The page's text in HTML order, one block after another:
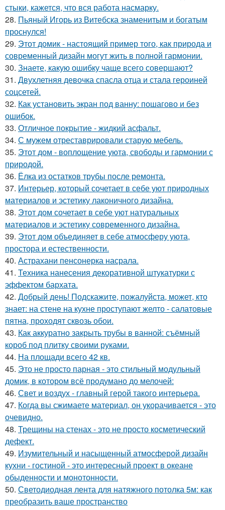
стыки, кажется, что вся работа насмарку.
28. Пьяный Игорь из Витебска знаменитым и богатым
проснулся!
29. Этот домик - настоящий пример того, как природа и
современный дизайн могут жить в полной гармонии.
30. Знаете, какую ошибку чаще всего совершают?
31. Двухлетняя девочка спасла отца и стала героиней
соцсетей.
32. Как установить экран под ванну: пошагово и без
ошибок.
33. Отличное покрытие - жидкий асфальт.
34. С мужем отреставрировали старую мебель.
35. Этот дом - воплощение уюта, свободы и гармонии с
природой.
36. Ёлка из остатков трубы после ремонта.
37. Интерьер, который сочетает в себе уют природных
материалов и эстетику лаконичного дизайна.
38. Этот дом сочетает в себе уют натуральных
материалов и эстетику современного дизайна.
39. Этот дом объединяет в себе атмосферу уюта,
простора и естественности.
40. Астрахани пенсонерка насрала.
41. Техника нанесения декоративной штукатурки с
эффектом бархата.
42. Добрый день! Подскажите, пожалуйста, может, кто
знает: на стене на кухне проступают желто - салатовые
пятна, проходят сквозь обои.
43. Как аккуратно закрыть трубы в ванной: съёмный
короб под плитку своими руками.
44. На площади всего 42 кв.
45. Это не просто парная - это стильный модульный
домик, в котором всё продумано до мелочей:
46. Свет и воздух - главный герой такого интерьера.
47. Когда вы сжимаете материал, он укорачивается - это
очевидно.
48. Трещины на стенах - это не просто косметический
дефект.
49. Изумительный и насыщенный атмосферой дизайн
кухни - гостиной - это интересный проект в океане
обыденности и монотонности.
50. Светодиодная лента для натяжного потолка 5м: как
преобразить ваше пространство